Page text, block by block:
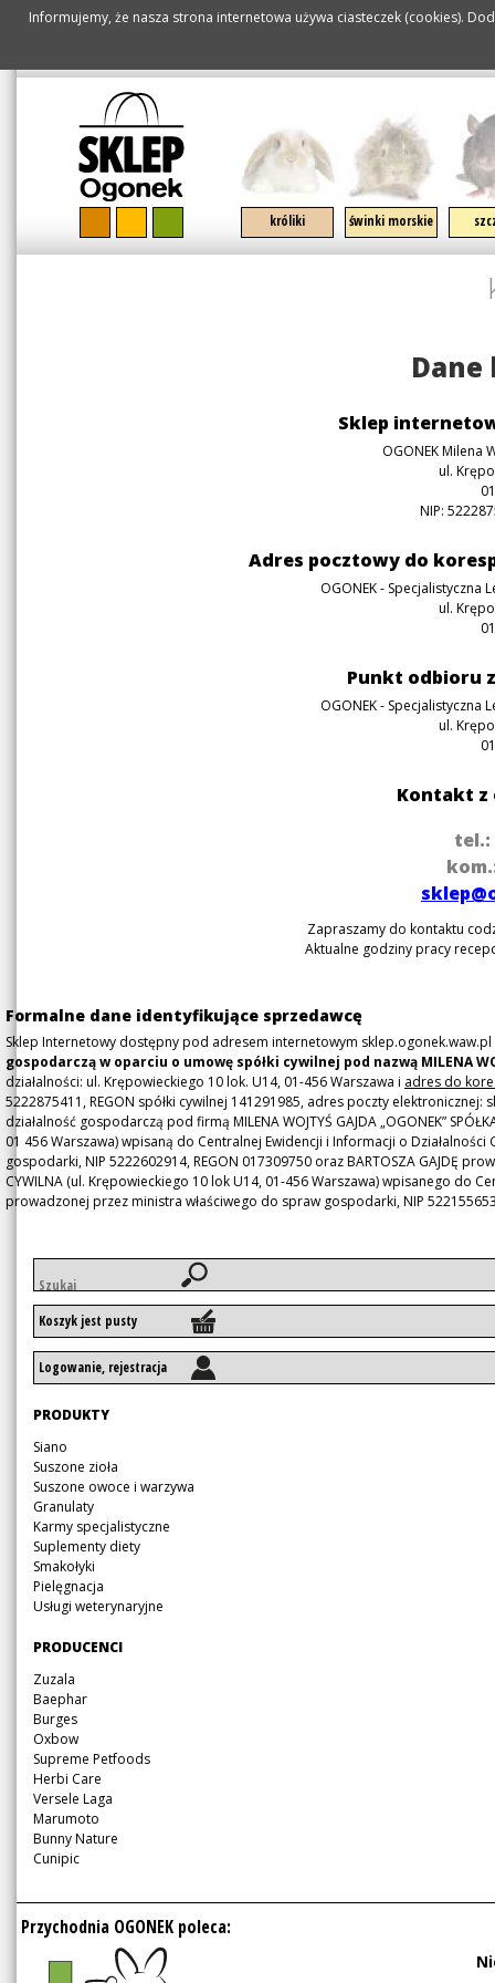
pomiń nawigację
króliki
świnki morskie
Sklep
OGONEK Milena
ul.
NIP:
Adres pocztowy do
OGONEK - Specjalistyczna
ul.
Punkt odbioru
OGONEK - Specjalistyczna
ul.
Kontakt z
tel.:
Zapraszamy do kontaktu
Aktualne godziny pracy
Formalne dane identyfikujące sprzedawcę
Sklep Internetowy dostępny pod adresem internetowym
gospodarczą w oparciu o umowę spółki cywilnej pod nazwą MILENA
działalności: ul. Krępowieckiego 10 lok. U14, 01-456 Warszawa i adres do
5222875411, REGON spółki cywilnej 141291985, adres poczty elektronicznej:
działalność gospodarczą pod firmą MILENA WOJTYŚ GAJDA „OGONEK”
01 456 Warszawa) wpisaną do Centralnej Ewidencji i Informacji o
gospodarki, NIP 5222602914, REGON 017309750 oraz BARTOSZA GAJDĘ
CYWILNA (ul. Krępowieckiego 10 lok U14, 01-456 Warszawa) wpisanego do
prowadzonej przez ministra właściwego do spraw gospodarki, NIP
kluczowe
Koszyk jest pusty
Logowanie, rejestracja
Pomiń
nawigację
PRODUKTY
Pomiń
nawigację
Siano
Suszone zioła
Suszone owoce i warzywa
Granulaty
Karmy specjalistyczne
Suplementy diety
Smakołyki
Pielęgnacja
Usługi weterynaryjne
Pomiń
nawigację
PRODUCENCI
Pomiń
nawigację
Zuzala
Baephar
Burges
Oxbow
Supreme Petfoods
Herbi Care
Versele Laga
Marumoto
Bunny Nature
Cunipic
Przychodnia OGONEK poleca:
Informujemy, że nasza strona internetowa używa ciasteczek (cookies).